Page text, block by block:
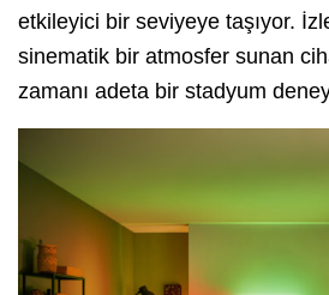
etkileyici bir seviyeye taşıyor.
sinematik bir atmosfer sunan
zamanı adeta bir stadyum